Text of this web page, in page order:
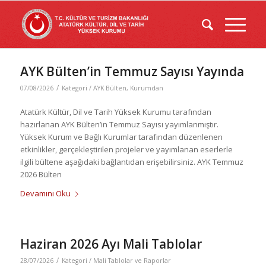
AYK Bülten’in Temmuz Sayısı Yayında
07/08/2026 / Kategori / AYK Bülten, Kurumdan
Atatürk Kültür, Dil ve Tarih Yüksek Kurumu tarafından
hazırlanan AYK Bülten’in Temmuz Sayısı yayımlanmıştır.
Yüksek Kurum ve Bağlı Kurumlar tarafından düzenlenen
etkinlikler, gerçekleştirilen projeler ve yayımlanan eserlerle
ilgili bültene aşağıdaki bağlantıdan erişebilirsiniz. AYK Temmuz
2026 Bülten
Devamını Oku
Haziran 2026 Ayı Mali Tablolar
28/07/2026 / Kategori / Mali Tablolar ve Raporlar